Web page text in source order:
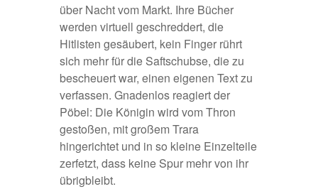
über Nacht vom Markt. Ihre Bücher
werden virtuell geschreddert, die
Hitlisten gesäubert, kein Finger rührt
sich mehr für die Saftschubse, die zu
bescheuert war, einen eigenen Text zu
verfassen. Gnadenlos reagiert der
Pöbel: Die Königin wird vom Thron
gestoßen, mit großem Trara
hingerichtet und in so kleine Einzelteile
zerfetzt, dass keine Spur mehr von ihr
übrigbleibt.